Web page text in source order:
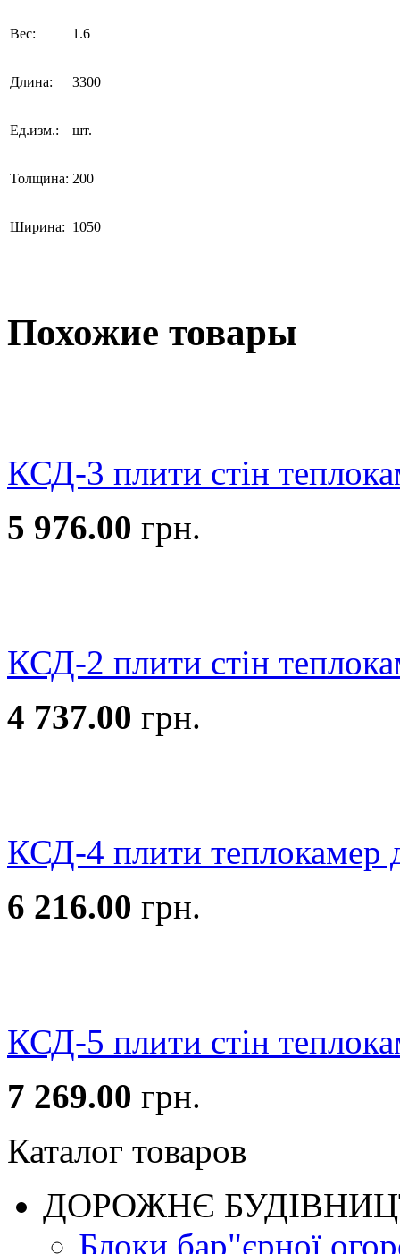
Вес: 1.6
Длина: 3300
Ед.изм.: шт.
Толщина: 200
Ширина: 1050
Похожие товары
КСД-3 плити стін
5 976.00 грн.
КСД-2 плити стін
4 737.00 грн.
КСД-4 плити теплокамер
6 216.00 грн.
КСД-5 плити стін
7 269.00 грн.
Каталог товаров
ДОРОЖНЄ
Блоки бар"єрної